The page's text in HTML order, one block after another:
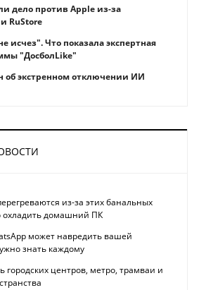
дело против Apple из-за
RuStore
исчез". Что показала экспертная
"ДосболLike"
об экстренном отключении ИИ
из-за этих банальных
охладить домашний ПК
может навредить вашей
знать каждому
городских центров, метро, трамваи и